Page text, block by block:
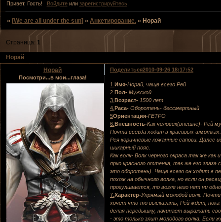
Привет, Гость! Войдитеили зарегистрируйтесь
» [We are all under the sun] »Анкетирование. » Норай
Норай
Страница: 1
Поделиться2010-09-26 18:17:52
Норай
Посмотри...в мои...глаза!
1.Имя-Норай, чаще всего Рей
2.Пол- Мужской
3.Возраст- 1500 лет
4.Раса- Оборотень- бессмертный
5Ориентация-ГЕТРО
6.Внешность-Как человек(внешне)- Рей
Почти всегда ходит в красивых
Рея коричневые кожанные сапоги.
шикарный пояс.
Как волк- Волк черного окраса так же
ярко красного оттенка, так же его
это оборотень). Чаще всего он ходит в
похож на обычного волка, но если он
прогуливается, то возле него нет ни
7.Характер-Упрямый молодой волк.
хочет что-то высказать, Рей ждёт, пока
делая передышку, начинает выражать
- это только злит молодого волка. Если